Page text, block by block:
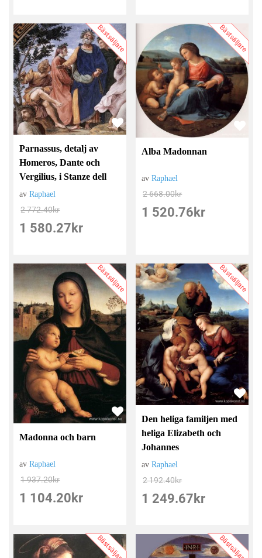
Bästsäljare
Parnassus, detalj av
Homeros, Dante och
Vergilius, i Stanze dell
avRaphael
2 772.40kr
1 580.27 kr
Bästsäljare
Alba Madonnan
avRaphael
2 668.00kr
1 520.76 kr
Bästsäljare
Madonna och barn
avRaphael
1 937.20kr
1 104.20 kr
Bästsäljare
Den heliga familjen med
heliga Elizabeth och
Johannes
avRaphael
2 192.40kr
1 249.67 kr
Bästsäljare Bästsäljare